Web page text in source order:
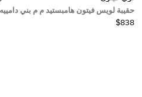
حقيبة لويس فيتون هامبستيد م م بني دامييه
إبيني قماش للكتف
$838